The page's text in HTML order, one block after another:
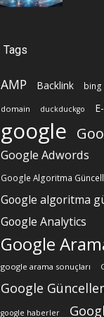
Tags
AMP Backlink bing
domain duckduckgo
google
Google Adwords
Google Algoritma
Google algoritma
Google Analytics
Google
google arama sonuçları
Google
google haberler